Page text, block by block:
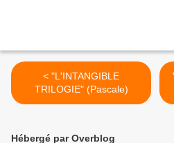
< "L'INTANGIBLE
TRILOGIE" (Pascale)
Hébergé par Overblog